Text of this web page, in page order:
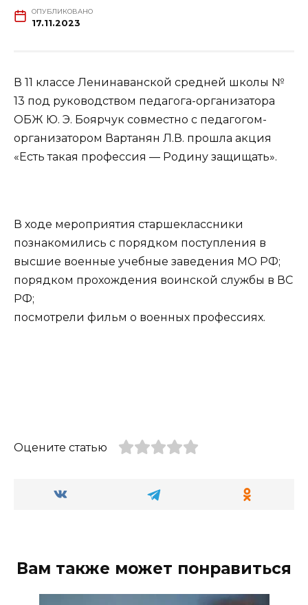
ОПУБЛИКОВАНО
17.11.2023
В 11 классе Ленинаванской средней школы №
13 под руководством педагога-организатора
ОБЖ Ю. Э. Боярчук совместно с педагогом-
организатором Вартанян Л.В. прошла акция
«Есть такая профессия — Родину защищать».
В ходе мероприятия старшеклассники
познакомились с порядком поступления в
высшие военные учебные заведения МО РФ;
порядком прохождения воинской службы в ВС
РФ;
посмотрели фильм о военных профессиях.
Оцените статью
Вам также может понравиться